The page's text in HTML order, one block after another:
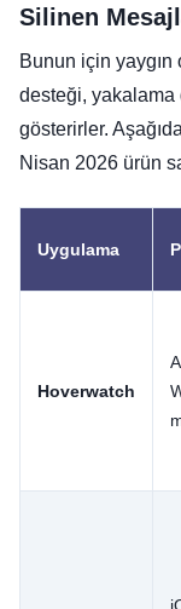
Silinen
Bunun için yaygın
desteği, yakalama
gösterirler.
Nisan 2026 ürün
Uygulama
Hoverwatch